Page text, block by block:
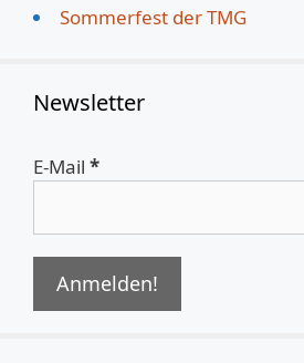
Sommerfest der TMG
Newsletter
E-Mail *